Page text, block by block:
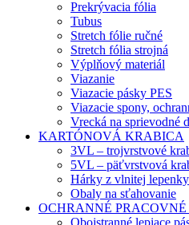
Prekrývacia fólia
Tubus
Stretch fólie ručné
Stretch fólia strojná
Výplňový materiál
Viazanie
Viazacie pásky PES
Viazacie spony,
Vrecká na sprievodné
KARTÓNOVÁ KRABICA
3VL – trojvrstvové
5VL – päťvrstvová
Hárky z vlnitej lepenky
Obaly na sťahovanie
OCHRANNÉ
Obojstranné lepiace